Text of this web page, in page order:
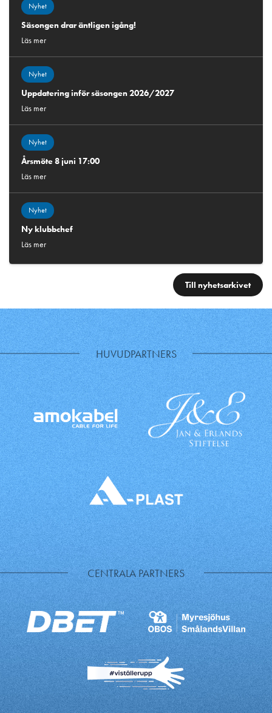
Nyhet
Säsongen drar äntligen igång!
Läs mer
Nyhet
Uppdatering inför säsongen 2026/2027
Läs mer
Nyhet
Årsmöte 8 juni 17:00
Läs mer
Nyhet
Ny klubbchef
Läs mer
Till nyhetsarkivet
HUVUDPARTNERS
CENTRALA PARTNERS